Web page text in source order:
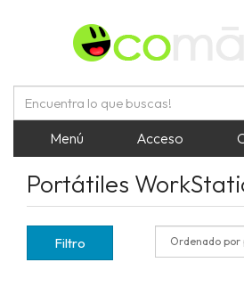
Menú Acceso
Portátiles
Filtro